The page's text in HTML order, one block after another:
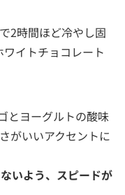
2時間ほど冷やし固
イトチョコレート
とヨーグルトの酸味
がいいアクセントに
いよう、スピードが